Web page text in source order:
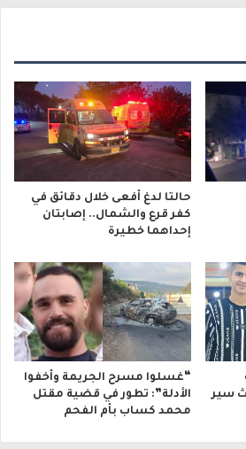
حالتا لدغ أفعى خلال دقائق في
كفر قرع والشمال.. إصابتان
إحداهما خطيرة
حادث سير
“غسلوا مسرح الجريمة وأخفوا
الأدلة”: تطور في قضية مقتل
محمد كساب بأم الفحم